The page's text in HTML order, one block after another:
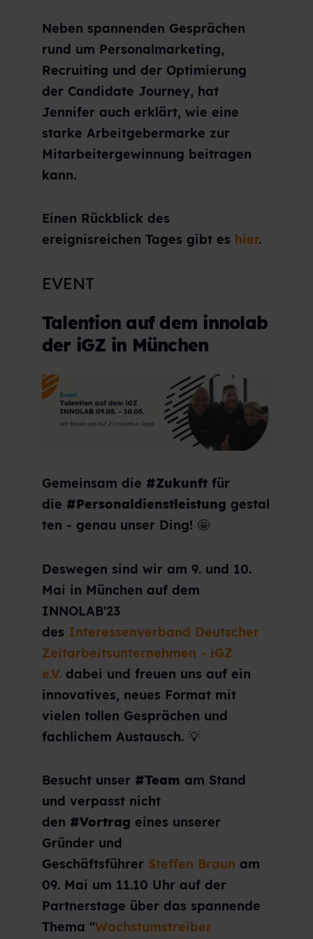
Neben spannenden Gesprächen
rund um Personalmarketing,
Recruiting und der Optimierung
der Candidate Journey, hat
Jennifer auch erklärt, wie eine
starke Arbeitgebermarke zur
Mitarbeitergewinnung beitragen
kann.
Einen Rückblick des
ereignisreichen Tages gibt es hier.
EVENT
Talention auf dem innolab
der iGZ in München
Gemeinsam die #Zukunft für
die #Personaldienstleistung gestal
ten - genau unser Ding! 🤩
Deswegen sind wir am 9. und 10.
Mai in München auf dem
INNOLAB'23
des Interessenverband Deutscher
Zeitarbeitsunternehmen - iGZ
e.V. dabei und freuen uns auf ein
innovatives, neues Format mit
vielen tollen Gesprächen und
fachlichem Austausch. 💡
Besucht unser #Team am Stand
und verpasst nicht
den #Vortrag eines unserer
Gründer und
Geschäftsführer Steffen Braun am
09. Mai um 11.10 Uhr auf der
Partnerstage über das spannende
Thema "Wachstumstreiber